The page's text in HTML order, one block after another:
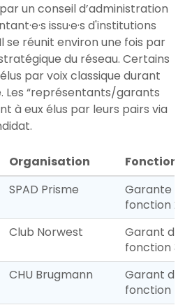
un conseil d’administration
issu·e·s d'institutions
se réunit environ une fois par
du réseau. Certains
par voix classique durant
Les “représentants/garants
à eux élus par leurs pairs via
Organisation
Fonction
SPAD Prisme
Garante
fonction 2
Club Norwest
Garant de
fonction 3
CHU Brugmann
Garant de
fonction 4